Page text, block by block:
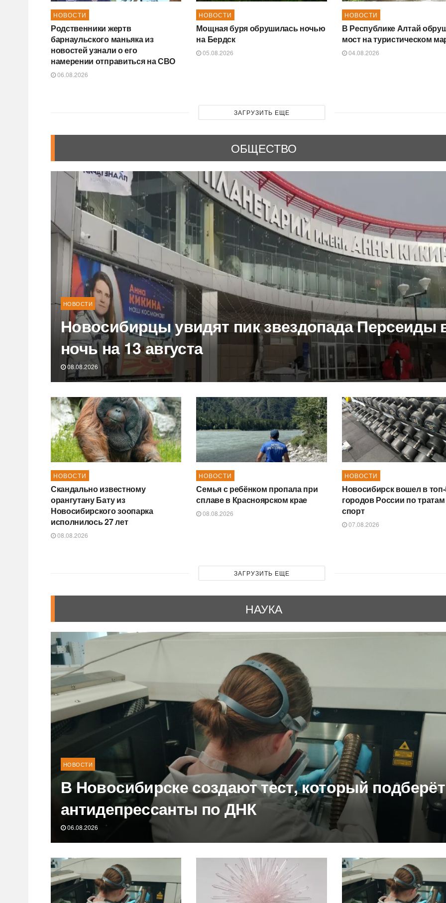
НОВОСТИ
Родственники жертв
барнаульского маньяка из
новостей узнали о его
намерении отправиться на СВО
06.08.2026
НОВОСТИ
Мощная буря обрушилась ночью
на Бердск
05.08.2026
НОВОСТИ
В Республике Алтай
мост на туристическом
04.08.2026
ЗАГРУЗИТЬ ЕЩЕ
ОБЩЕСТВО
НОВОСТИ
Новосибирцы увидят пик звездопада Персеиды
ночь на 13 августа
08.08.2026
НОВОСТИ
Скандально известному
орангутану Бату из
Новосибирского зоопарка
исполнилось 27 лет
08.08.2026
НОВОСТИ
Семья с ребёнком пропала при
сплаве в Красноярском крае
08.08.2026
НОВОСТИ
Новосибирск вошел в
городов России по
спорт
07.08.2026
ЗАГРУЗИТЬ ЕЩЕ
НАУКА
НОВОСТИ
В Новосибирске создают тест, который подберёт
антидепрессанты по ДНК
06.08.2026